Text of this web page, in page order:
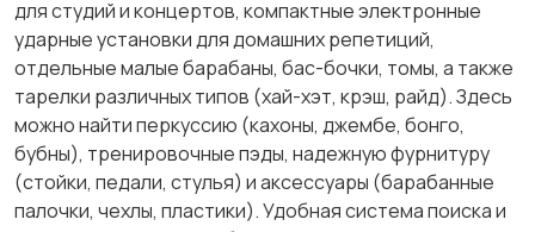
для студий и концертов, компактные электронные
ударные установки для домашних репетиций,
отдельные малые барабаны, бас-бочки, томы, а также
тарелки различных типов (хай-хэт, крэш, райд). Здесь
можно найти перкуссию (кахоны, джембе, бонго,
бубны), тренировочные пэды, надежную фурнитуру
(стойки, педали, стулья) и аксессуары (барабанные
палочки, чехлы, пластики). Удобная система поиска и